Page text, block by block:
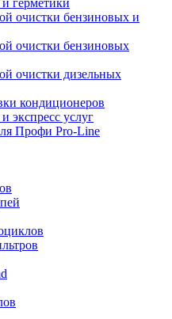
герметики
очистки бензиновых и
очистки бензиновых
очистки дизельных
кондиционеров
экспресс услуг
Профи Pro-Line